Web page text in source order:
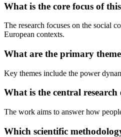
What is the core focus of
The research focuses on the social
European contexts.
What are the primary
Key themes include the power
What is the central research
The work aims to answer how
Which scientific